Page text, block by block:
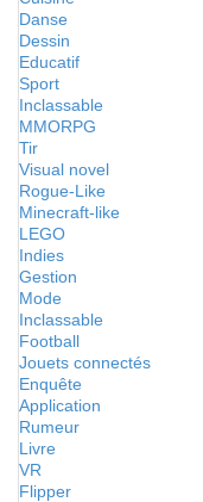
Danse
Dessin
Educatif
Sport
Inclassable
MMORPG
Tir
Visual novel
Rogue-Like
Minecraft-like
LEGO
Indies
Gestion
Mode
Inclassable
Football
Jouets connectés
Enquête
Application
Rumeur
Livre
VR
Flipper